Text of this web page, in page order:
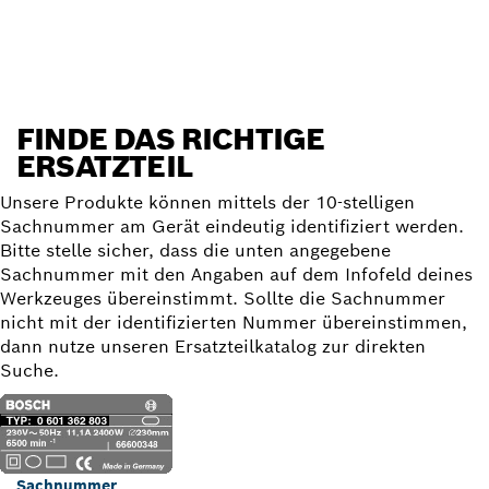
FINDE DAS RICHTIGE
ERSATZTEIL
Unsere Produkte können mittels der 10-stelligen
Sachnummer am Gerät eindeutig identifiziert werden.
Bitte stelle sicher, dass die unten angegebene
Sachnummer mit den Angaben auf dem Infofeld deines
Werkzeuges übereinstimmt. Sollte die Sachnummer
nicht mit der identifizierten Nummer übereinstimmen,
dann nutze unseren Ersatzteilkatalog zur direkten
Suche.